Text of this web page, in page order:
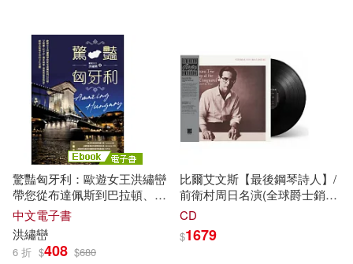
驚豔匈牙利：歐遊女王洪繡巒
帶您從布達佩斯到巴拉頓、艾
格爾、托卡伊，漫步城堡、酒
窖與溫泉物語，細細品味匈牙
利的文化美饌 (電子書)
中文電子書
洪繡巒
6 折 $408 $680
比爾艾文斯【最後鋼琴詩人】/
前衛村周日名演(全球爵士銷售
頂流專輯-最新重製特別版)(LP
Sunday At The Village
CD
$1679